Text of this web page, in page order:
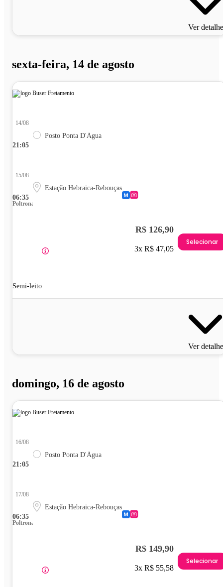
Ver
sexta-feira, 14 de agosto
21:05
14/08
Posto Ponta D'Água
06:35
15/08
Estação Hebraica-Rebouças
Poltrona
Semi-leito
R$ 126,90
3x R$ 47,05
Selecionar
Ver
domingo, 16 de agosto
21:05
16/08
Posto Ponta D'Água
06:35
17/08
Estação Hebraica-Rebouças
Poltrona
R$ 149,90
3x R$ 55,58
Selecionar